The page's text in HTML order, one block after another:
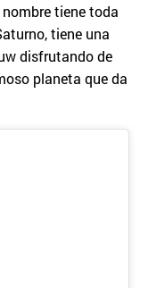
tiene toda
tiene una
disfrutando de
planeta que da